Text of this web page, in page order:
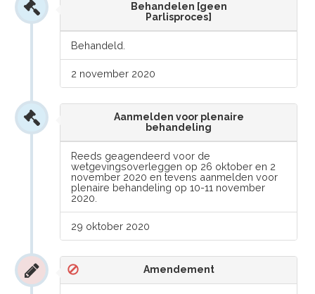
Behandelen [geen
Parlisproces]
Behandeld.
2 november 2020
Aanmelden voor plenaire
behandeling
Reeds geagendeerd voor de
wetgevingsoverleggen op 26 oktober en 2
november 2020 en tevens aanmelden voor
plenaire behandeling op 10-11 november
2020.
29 oktober 2020
Amendement